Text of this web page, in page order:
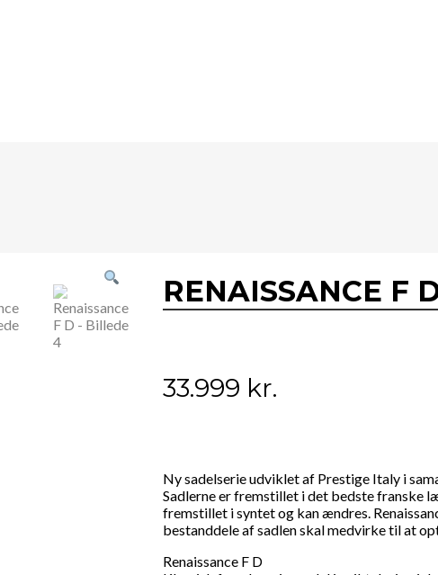
RENAISSANCE F
33.999 kr.
Ny sadelserie udviklet af Prestige Italy i
Sadlerne er fremstillet i det bedste franske
fremstillet i syntet og kan ændres.
bestanddele af sadlen skal medvirke til at
Renaissance F D